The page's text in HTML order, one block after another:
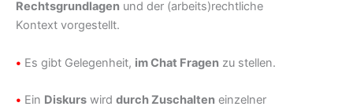
Rechtsgrundlagen und der (arbeits)rechtliche
Kontext vorgestellt.
• Es gibt Gelegenheit, im Chat Fragen zu stellen.
• Ein Diskurs wird durch Zuschalten einzelner